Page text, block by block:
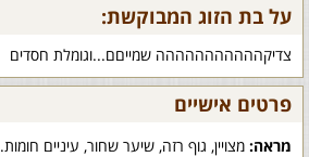
על בת הזוג המבוקשת:
צדיקההההההההההה שמייםם...וגומלת חסדים
פרטים אישיים
מראה: מצויין, גוף רזה, שיער שחור, עיניים חומות.